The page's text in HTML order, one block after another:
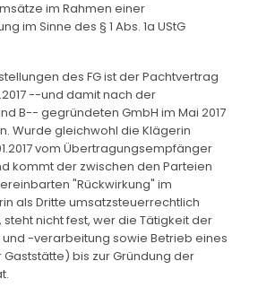
im Rahmen einer
im Sinne des § 1 Abs. 1a UStG
des FG ist der Pachtvertrag
--und damit nach der
B-- gegründeten GmbH im Mai 2017
Wurde gleichwohl die Klägerin
vom Übertragungsempfänger
kommt der zwischen den Parteien
"Rückwirkung" im
als Dritte umsatzsteuerrechtlich
nicht fest, wer die Tätigkeit der
und -verarbeitung sowie Betrieb eines
bis zur Gründung der